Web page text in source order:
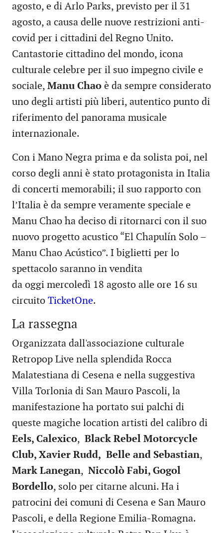
agosto, e di Arlo Parks, previsto per il 31
agosto, a causa delle nuove restrizioni anti-
covid per i cittadini del Regno Unito.
Cantastorie cittadino del mondo, icona
culturale celebre per il suo impegno civile e
sociale, Manu Chao è da sempre considerato
uno degli artisti più liberi, autentico punto di
riferimento del panorama musicale
internazionale.
Con i Mano Negra prima e da solista poi, nel
corso degli anni è stato protagonista in Italia
di concerti memorabili; il suo rapporto con
l’Italia è da sempre veramente speciale e
Manu Chao ha deciso di ritornarci con il suo
nuovo progetto acustico “El Chapulín Solo –
Manu Chao Acústico”. I biglietti per lo
spettacolo saranno in vendita
da oggi mercoledì 18 agosto alle ore 16 su
circuito TicketOne.
La rassegna
Organizzata dall'associazione culturale
Retropop Live nella splendida Rocca
Malatestiana di Cesena e nella suggestiva
Villa Torlonia di San Mauro Pascoli, la
manifestazione ha portato sui palchi di
queste magiche location artisti del calibro di
Eels, Calexico, Black Rebel Motorcycle
Club, Xavier Rudd, Belle and Sebastian,
Mark Lanegan, Niccolò Fabi, Gogol
Bordello, solo per citarne alcuni. Ha i
patrocini dei comuni di Cesena e San Mauro
Pascoli, e della Regione Emilia-Romagna.